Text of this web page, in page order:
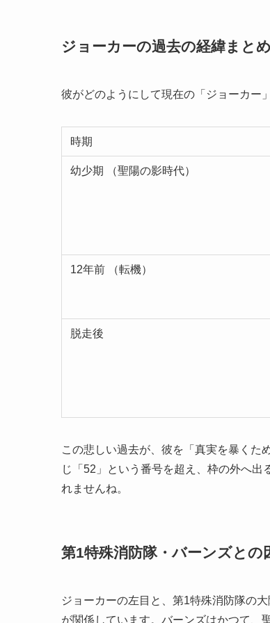
ジョーカーの過去の経緯まとめ
彼がどのようにして現在の「ジョーカー
時期
幼少期 （聖陽の影時代）
12年前 （転機）
脱走後
この悲しい過去が、彼を「真実を暴くた
じ「52」という番号を超え、枠の外へ
れませんね。
第1特殊消防隊・バーンズとの
ジョーカーの左目と、第1特殊消防隊の
が関係しています。バーンズはかつて、